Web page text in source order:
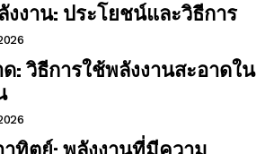
งาน: ประโยชน์และวิธีการ
: วิธีการใช้พลังงานสะอาดใน